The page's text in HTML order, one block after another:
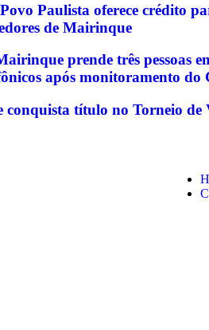
Paulista oferece crédito
de Mairinque
prende três pessoas
após monitoramento do
título no Torneio de